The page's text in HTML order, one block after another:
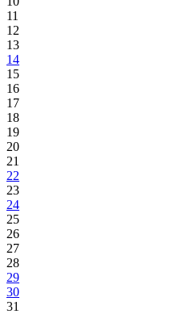
11
12
13
14
15
16
17
18
19
20
21
22
23
24
25
26
27
28
29
30
31